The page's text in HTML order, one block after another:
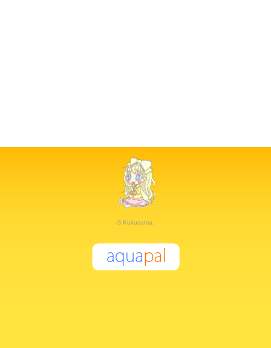
© Kukusama.